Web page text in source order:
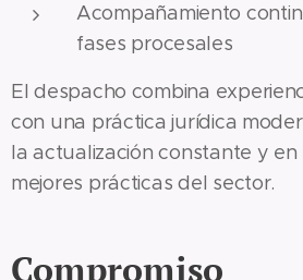
Acompañamiento
fases procesales
El despacho combina
con una práctica jurídica
la actualización constante y
mejores prácticas del sector.
Compromiso